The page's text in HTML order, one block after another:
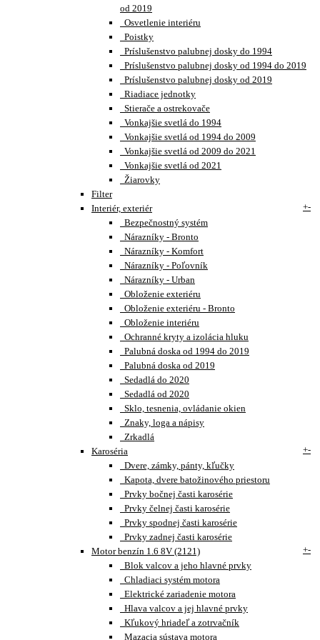
od 2019
Osvetlenie interiéru
Poistky
Príslušenstvo palubnej dosky do 1994
Príslušenstvo palubnej dosky od 1994 do 2019
Príslušenstvo palubnej dosky od 2019
Riadiace jednotky
Stierače a ostrekovače
Vonkajšie svetlá do 1994
Vonkajšie svetlá od 1994 do 2009
Vonkajšie svetlá od 2009 do 2021
Vonkajšie svetlá od 2021
Žiarovky
Filter
Interiér, exteriér
+-
Bezpečnostný systém
Nárazníky - Bronto
Nárazníky - Komfort
Nárazníky - Poľovník
Nárazníky - Urban
Obloženie exteriéru
Obloženie exteriéru - Bronto
Obloženie interiéru
Ochranné kryty a izolácia hluku
Palubná doska od 1994 do 2019
Palubná doska od 2019
Sedadlá do 2020
Sedadlá od 2020
Sklo, tesnenia, ovládanie okien
Znaky, loga a nápisy
Zrkadlá
Karoséria
+-
Dvere, zámky, pánty, kľučky
Kapota, dvere batožinového priestoru
Prvky bočnej časti karosérie
Prvky čelnej časti karosérie
Prvky spodnej časti karosérie
Prvky zadnej časti karosérie
Motor benzín 1.6 8V (2121)
+-
Blok valcov a jeho hlavné prvky
Chladiaci systém motora
Elektrické zariadenie motora
Hlava valcov a jej hlavné prvky
Kľukový hriadeľ a zotrvačník
Mazacia sústava motora